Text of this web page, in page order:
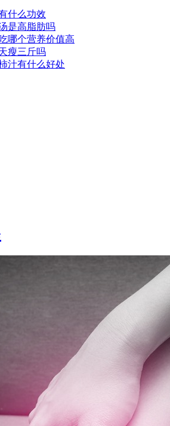
什么功效
是高脂肪吗
哪个营养价值高
瘦三斤吗
汁有什么好处